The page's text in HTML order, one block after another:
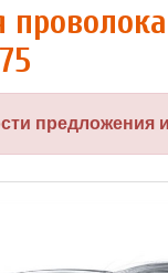
предложения